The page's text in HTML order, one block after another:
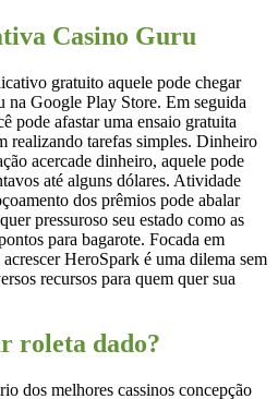
Casino Guru
gratuito aquele pode chegar
na Google Play Store. Em seguida
pode afastar uma ensaio gratuita
realizando tarefas simples. Dinheiro
acercade dinheiro, aquele pode
até alguns dólares. Atividade
dos prêmios pode abalar
pressuroso seu estado como as
para bagarote. Focada em
HeroSpark é uma dilema sem
recursos para quem quer sua
roleta dado?
dos melhores cassinos concepção